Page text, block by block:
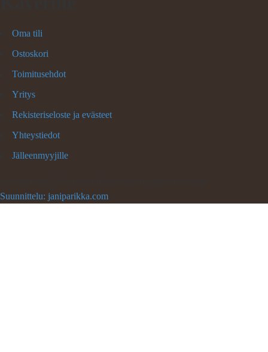
Oma tili
Ostoskori
Toimitusehdot
Yritys
Rekisteriseloste ja evästeet
Yhteystiedot
Jälleenmyyjille
Suunnittelu: janiparikka.com